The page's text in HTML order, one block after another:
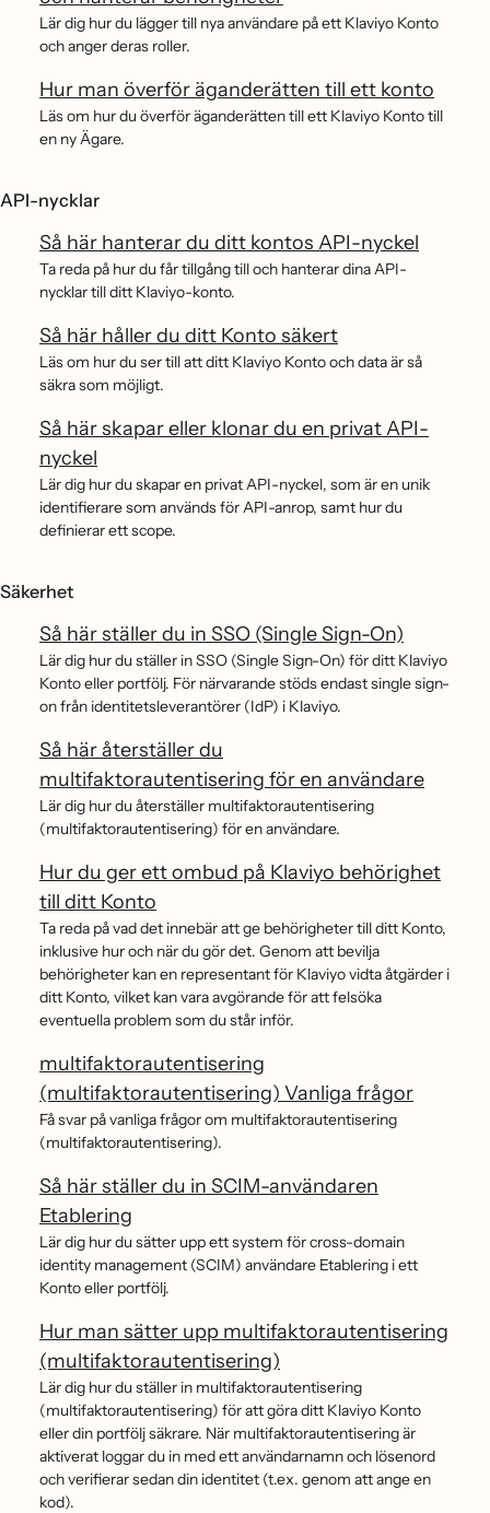
Lär dig hur du lägger till nya användare på ett Klaviyo Konto
och anger deras roller.
Hur man överför äganderätten till ett konto
Läs om hur du överför äganderätten till ett Klaviyo Konto till
en ny Ägare.
API-nycklar
Så här hanterar du ditt kontos API-nyckel
Ta reda på hur du får tillgång till och hanterar dina API-
nycklar till ditt Klaviyo-konto.
Så här håller du ditt Konto säkert
Läs om hur du ser till att ditt Klaviyo Konto och data är så
säkra som möjligt.
Så här skapar eller klonar du en privat API-
nyckel
Lär dig hur du skapar en privat API-nyckel, som är en unik
identifierare som används för API-anrop, samt hur du
definierar ett scope.
Säkerhet
Så här ställer du in SSO (Single Sign-On)
Lär dig hur du ställer in SSO (Single Sign-On) för ditt Klaviyo
Konto eller portfölj. För närvarande stöds endast single sign-
on från identitetsleverantörer (IdP) i Klaviyo.
Så här återställer du
multifaktorautentisering för en användare
Lär dig hur du återställer multifaktorautentisering
(multifaktorautentisering) för en användare.
Hur du ger ett ombud på Klaviyo behörighet
till ditt Konto
Ta reda på vad det innebär att ge behörigheter till ditt Konto,
inklusive hur och när du gör det. Genom att bevilja
behörigheter kan en representant för Klaviyo vidta åtgärder i
ditt Konto, vilket kan vara avgörande för att felsöka
eventuella problem som du står inför.
multifaktorautentisering
(multifaktorautentisering) Vanliga frågor
Få svar på vanliga frågor om multifaktorautentisering
(multifaktorautentisering).
Så här ställer du in SCIM-användaren
Etablering
Lär dig hur du sätter upp ett system för cross-domain
identity management (SCIM) användare Etablering i ett
Konto eller portfölj.
Hur man sätter upp multifaktorautentisering
(multifaktorautentisering)
Lär dig hur du ställer in multifaktorautentisering
(multifaktorautentisering) för att göra ditt Klaviyo Konto
eller din portfölj säkrare. När multifaktorautentisering är
aktiverat loggar du in med ett användarnamn och lösenord
och verifierar sedan din identitet (t.ex. genom att ange en
kod).